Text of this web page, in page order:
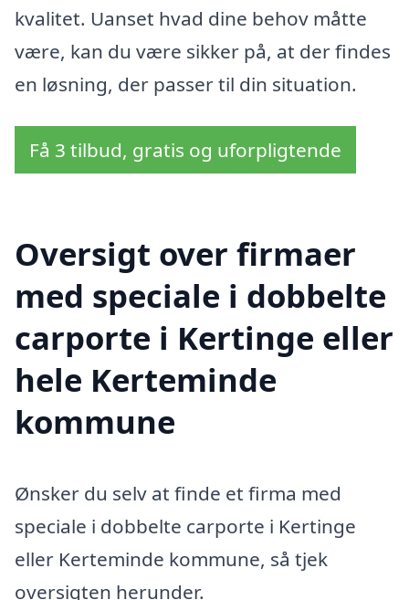
kvalitet. Uanset hvad dine behov måtte
være, kan du være sikker på, at der findes
en løsning, der passer til din situation.
Få 3 tilbud, gratis og uforpligtende
Oversigt over firmaer
med speciale i dobbelte
carporte i Kertinge eller
hele Kerteminde
kommune
Ønsker du selv at finde et firma med
speciale i dobbelte carporte i Kertinge
eller Kerteminde kommune, så tjek
oversigten herunder.